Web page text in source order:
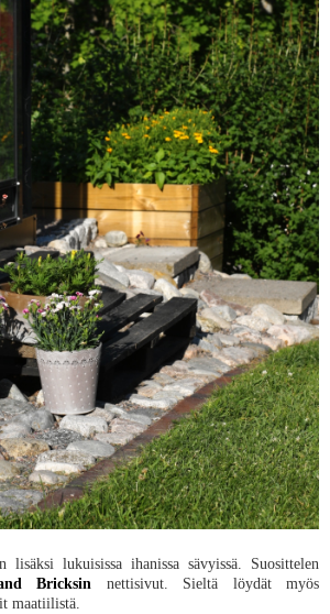
lukuisissa ihanissa sävyissä. Suosittelen
Bricksin nettisivut. Sieltä löydät myös
maatiilistä.